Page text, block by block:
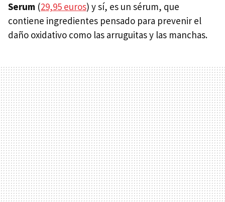
Serum (29,95 euros) y sí, es un sérum, que
contiene ingredientes pensado para prevenir el
daño oxidativo como las arruguitas y las manchas.